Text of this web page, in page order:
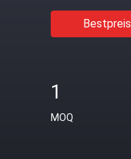
Bestpreis
1
MOQ